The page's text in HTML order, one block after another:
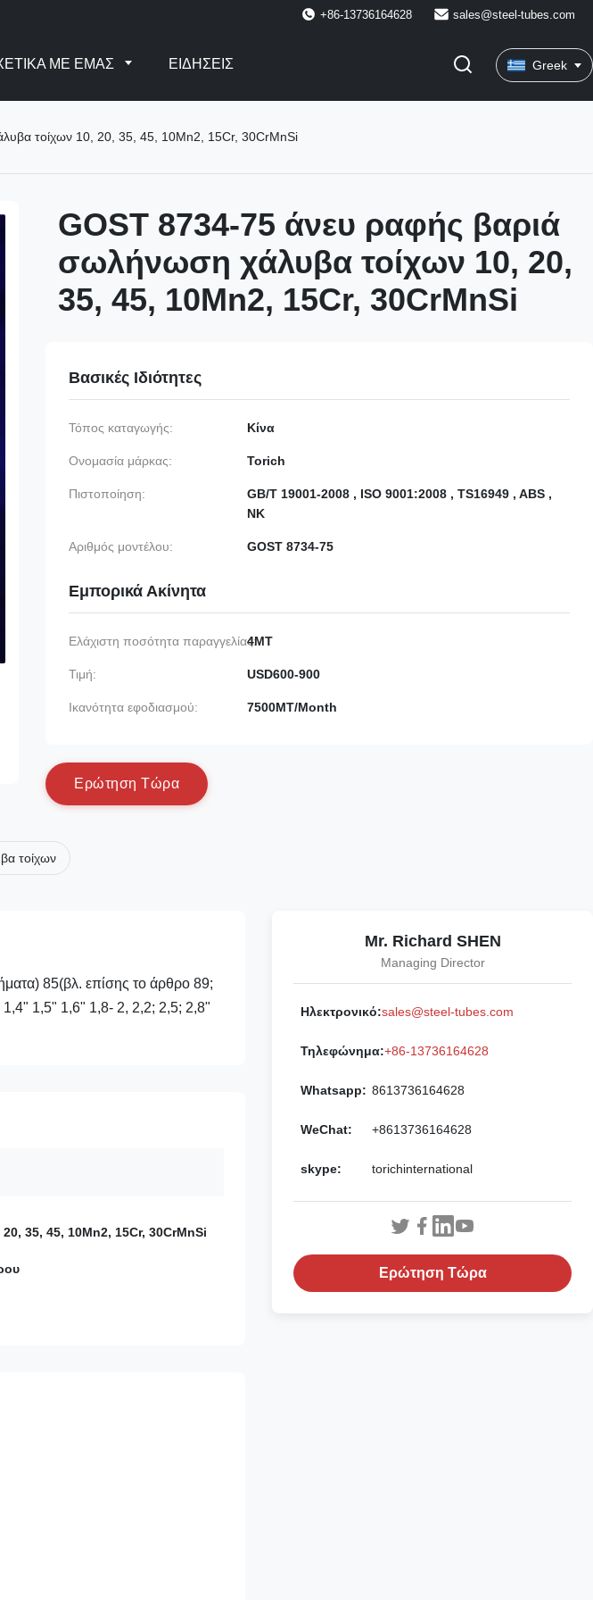
+86-13736164628 sales@steel-tubes.com
ΜΕ ΕΜΆΣ ΕΙΔΉΣΕΙΣ Greek
τοίχων 10, 20, 35, 45, 10Mn2, 15Cr, 30CrMnSi
GOST 8734-75 άνευ ραφής βαριά
σωλήνωση χάλυβα τοίχων 10, 20,
35, 45, 10Mn2, 15Cr, 30CrMnSi
Βασικές Ιδιότητες
Τόπος καταγωγής: Κίνα
Ονομασία μάρκας: Torich
Πιστοποίηση:
GB/T 19001-2008 , ISO 9001:2008 , TS16949 , ABS ,
NK
Αριθμός μοντέλου: GOST 8734-75
Εμπορικά Ακίνητα
Ελάχιστη ποσότητα παραγγελίας:4MT
Τιμή: USD600-900
Ικανότητα εφοδιασμού: 7500MT/Month
Ερώτηση Τώρα
τοίχων
85(βλ. επίσης το άρθρο 89;
1,5" 1,6" 1,8- 2, 2,2; 2,5; 2,8"
20, 35, 45, 10Mn2, 15Cr, 30CrMnSi
Mr. Richard SHEN
Managing Director
Ηλεκτρονικό:sales@steel-tubes.com
Τηλεφώνημα:+86-13736164628
Whatsapp: 8613736164628
WeChat: +8613736164628
skype: torichinternational
Ερώτηση Τώρα